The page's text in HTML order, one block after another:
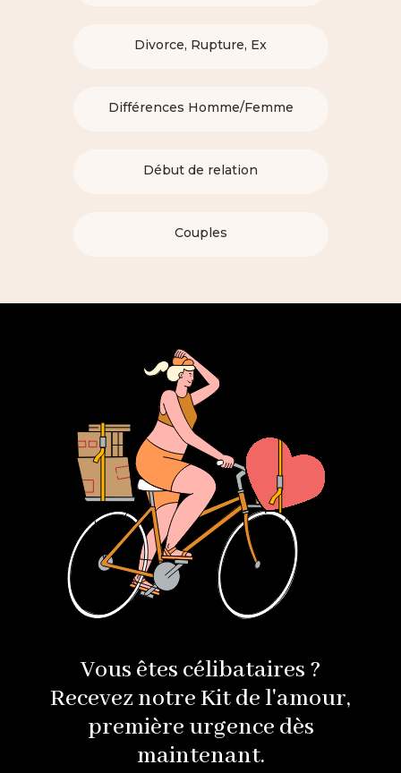
Divorce, Rupture, Ex
Différences Homme/Femme
Début de relation
Couples
Vous êtes célibataires ?
Recevez notre Kit de l'amour,
première urgence dès
maintenant.